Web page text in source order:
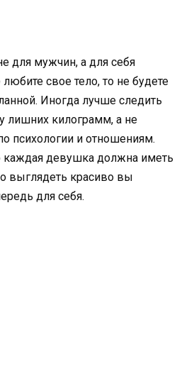
для мужчин, а для себя
свое тело, то не будете
Иногда лучше следить
лишних килограмм, а не
психологии и отношениям.
каждая девушка должна иметь
выглядеть красиво вы
для себя.